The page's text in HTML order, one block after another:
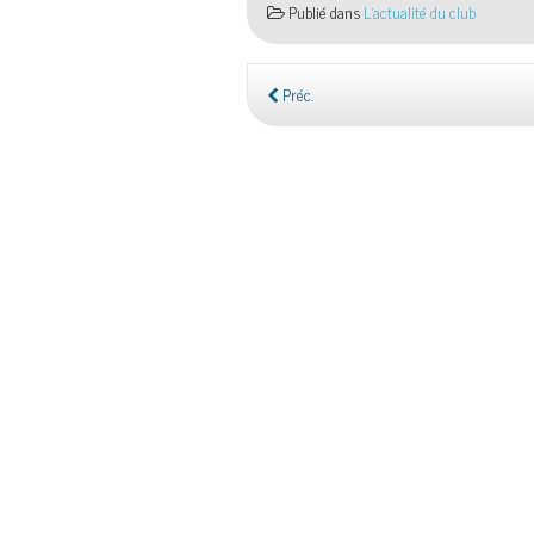
Publié dansL'actualité du club
Préc.